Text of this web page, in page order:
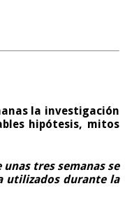
la investigación
hipótesis, mitos
tres semanas se
utilizados durante la